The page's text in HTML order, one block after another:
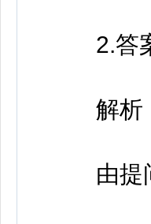
2.答
解析
由提问